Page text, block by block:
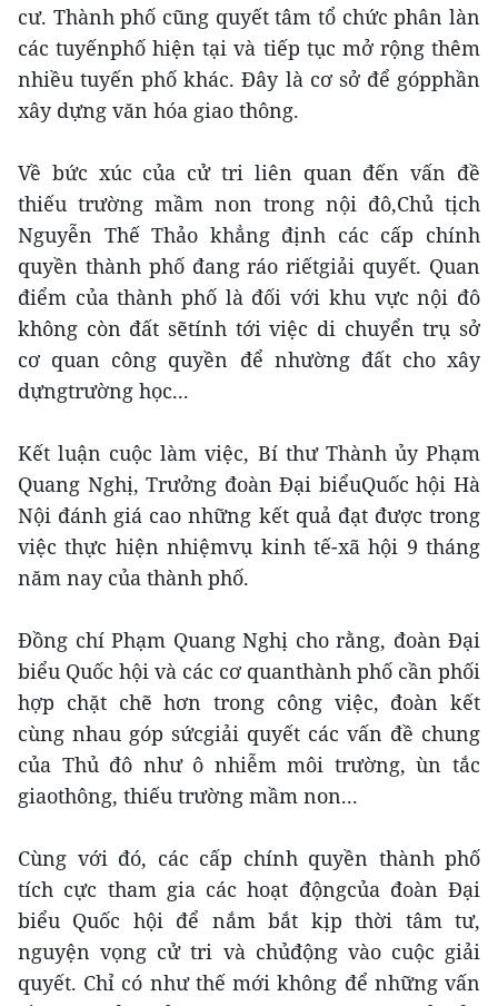
cư. Thành phố cũng quyết tâm tổ chức phân làn
các tuyếnphố hiện tại và tiếp tục mở rộng thêm
nhiều tuyến phố khác. Đây là cơ sở để gópphần
xây dựng văn hóa giao thông.
Về bức xúc của cử tri liên quan đến vấn đề
thiếu trường mầm non trong nội đô,Chủ tịch
Nguyễn Thế Thảo khẳng định các cấp chính
quyền thành phố đang ráo riếtgiải quyết. Quan
điểm của thành phố là đối với khu vực nội đô
không còn đất sẽtính tới việc di chuyển trụ sở
cơ quan công quyền để nhường đất cho xây
dựngtrường học...
Kết luận cuộc làm việc, Bí thư Thành ủy Phạm
Quang Nghị, Trưởng đoàn Đại biểuQuốc hội Hà
Nội đánh giá cao những kết quả đạt được trong
việc thực hiện nhiệmvụ kinh tế-xã hội 9 tháng
năm nay của thành phố.
Đồng chí Phạm Quang Nghị cho rằng, đoàn Đại
biểu Quốc hội và các cơ quanthành phố cần phối
hợp chặt chẽ hơn trong công việc, đoàn kết
cùng nhau góp sứcgiải quyết các vấn đề chung
của Thủ đô như ô nhiễm môi trường, ùn tắc
giaothông, thiếu trường mầm non...
Cùng với đó, các cấp chính quyền thành phố
tích cực tham gia các hoạt độngcủa đoàn Đại
biểu Quốc hội để nắm bắt kịp thời tâm tư,
nguyện vọng cử tri và chủđộng vào cuộc giải
quyết. Chỉ có như thế mới không để những vấn